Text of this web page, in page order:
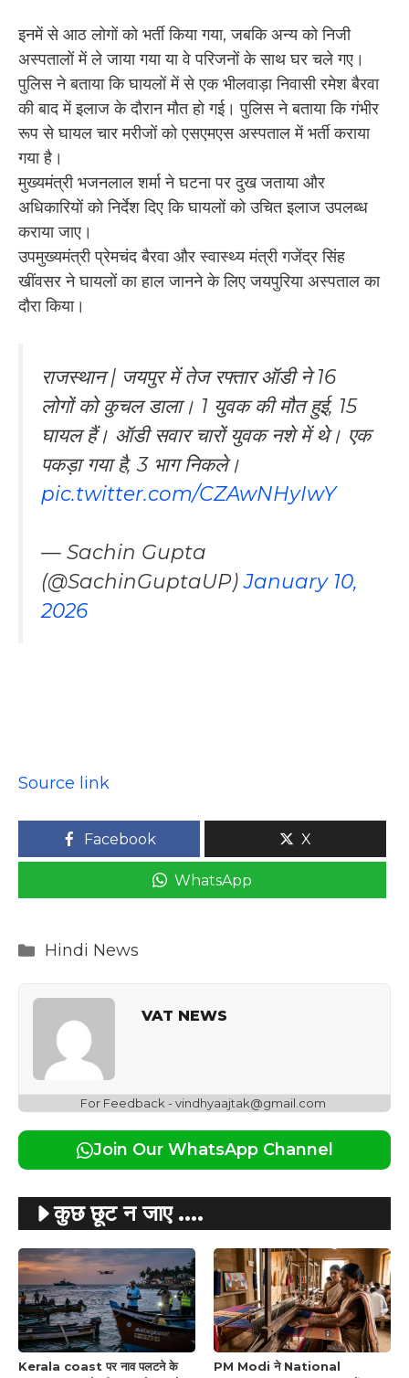
इनमें से आठ लोगों को भर्ती किया गया, जबकि अन्य को निजी
अस्पतालों में ले जाया गया या वे परिजनों के साथ घर चले गए।
पुलिस ने बताया कि घायलों में से एक भीलवाड़ा निवासी रमेश बैरवा
की बाद में इलाज के दौरान मौत हो गई। पुलिस ने बताया कि गंभीर
रूप से घायल चार मरीजों को एसएमएस अस्पताल में भर्ती कराया
गया है।
मुख्यमंत्री भजनलाल शर्मा ने घटना पर दुख जताया और
अधिकारियों को निर्देश दिए कि घायलों को उचित इलाज उपलब्ध
कराया जाए।
उपमुख्यमंत्री प्रेमचंद बैरवा और स्वास्थ्य मंत्री गजेंद्र सिंह
खींवसर ने घायलों का हाल जानने के लिए जयपुरिया अस्पताल का
दौरा किया।
राजस्थान | जयपुर में तेज रफ्तार ऑडी ने 16
लोगों को कुचल डाला। 1 युवक की मौत हुई, 15
घायल हैं। ऑडी सवार चारों युवक नशे में थे। एक
पकड़ा गया है, 3 भाग निकले।
pic.twitter.com/CZAwNHyIwY
— Sachin Gupta
(@SachinGuptaUP)January 10,
2026
Source link
Facebook X
WhatsApp
Categories
Hindi News
VAT NEWS
For Feedback - vindhyaajtak@gmail.com
Join Our WhatsApp Channel
कुछ छूट न जाए ....
Kerala coast पर नाव पलटने के
PM Modi ने National